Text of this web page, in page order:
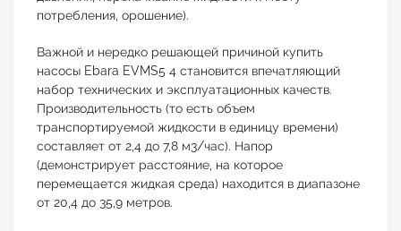
потребления, орошение).
Важной и нередко решающей причиной купить
насосы Ebara EVMS5 4 становится впечатляющий
набор технических и эксплуатационных качеств.
Производительность (то есть объем
транспортируемой жидкости в единицу времени)
составляет от 2,4 до 7,8 м3/час). Напор
(демонстрирует расстояние, на которое
перемещается жидкая среда) находится в диапазоне
от 20,4 до 35,9 метров.